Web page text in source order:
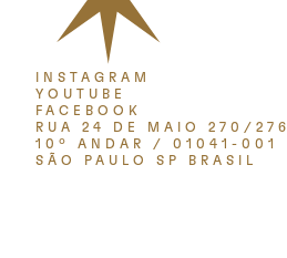
INSTAGRAM
YOUTUBE
FACEBOOK
RUA 24 DE MAIO 270/276
10º ANDAR / 01041-001
SÃO PAULO SP BRASIL